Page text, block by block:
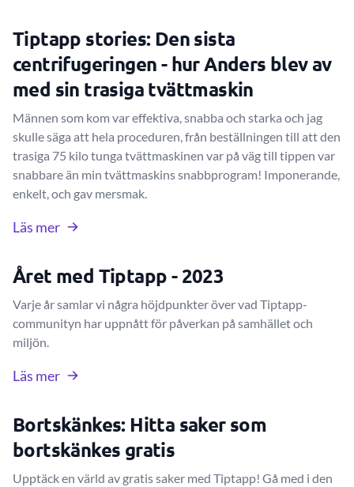
Tiptapp stories: Den sista
centrifugeringen - hur Anders blev av
med sin trasiga tvättmaskin
Männen som kom var effektiva, snabba och starka och jag
skulle säga att hela proceduren, från beställningen till att den
trasiga 75 kilo tunga tvättmaskinen var på väg till tippen var
snabbare än min tvättmaskins snabbprogram! Imponerande,
enkelt, och gav mersmak.
Läs mer
Året med Tiptapp - 2023
Varje år samlar vi några höjdpunkter över vad Tiptapp-
communityn har uppnått för påverkan på samhället och
miljön.
Läs mer
Bortskänkes: Hitta saker som
bortskänkes gratis
Upptäck en värld av gratis saker med Tiptapp! Gå med i den